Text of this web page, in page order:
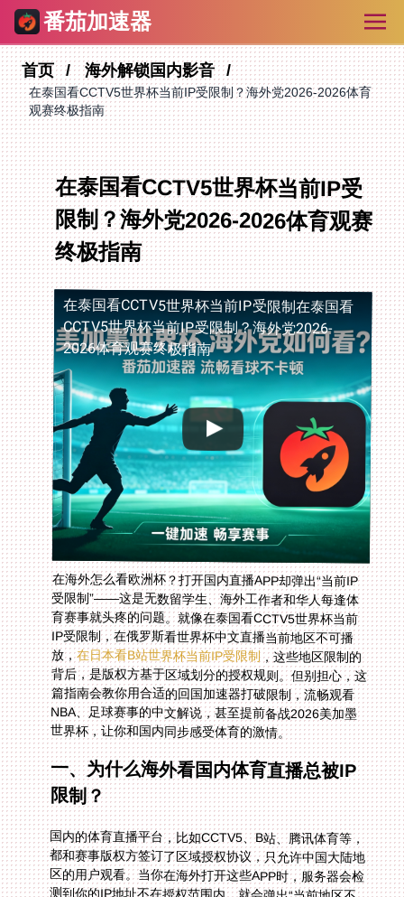
番茄加速器
首页 海外解锁国内影音
在泰国看CCTV5世界杯当前IP受限制？海外党2026-2026体育
观赛终极指南
在泰国看CCTV5世界杯当前IP受
限制？海外党2026-2026体育观赛
终极指南
在泰国看CCTV5世界杯当前IP受限制在泰国看
CCTV5世界杯当前IP受限制？海外党2026-
2026体育观赛终极指南
在海外怎么看欧洲杯？打开国内直播APP却弹出“当前IP
受限制”——这是无数留学生、海外工作者和华人每逢体
育赛事就头疼的问题。就像在泰国看CCTV5世界杯当前
IP受限制，在俄罗斯看世界杯中文直播当前地区不可播
放，在日本看B站世界杯当前IP受限制，这些地区限制的
背后，是版权方基于区域划分的授权规则。但别担心，这
篇指南会教你用合适的回国加速器打破限制，流畅观看
NBA、足球赛事的中文解说，甚至提前备战2026美加墨
世界杯，让你和国内同步感受体育的激情。
一、为什么海外看国内体育直播总被IP
限制？
国内的体育直播平台，比如CCTV5、B站、腾讯体育等，
都和赛事版权方签订了区域授权协议，只允许中国大陆地
区的用户观看。当你在海外打开这些APP时，服务器会检
测到你的IP地址不在授权范围内，就会弹出“当前地区不
可播放”或“IP受限制”的提示。无论是在泰国看CCTV5世
界杯，还是在俄罗斯看世界杯中文直播，抑或是在日本看